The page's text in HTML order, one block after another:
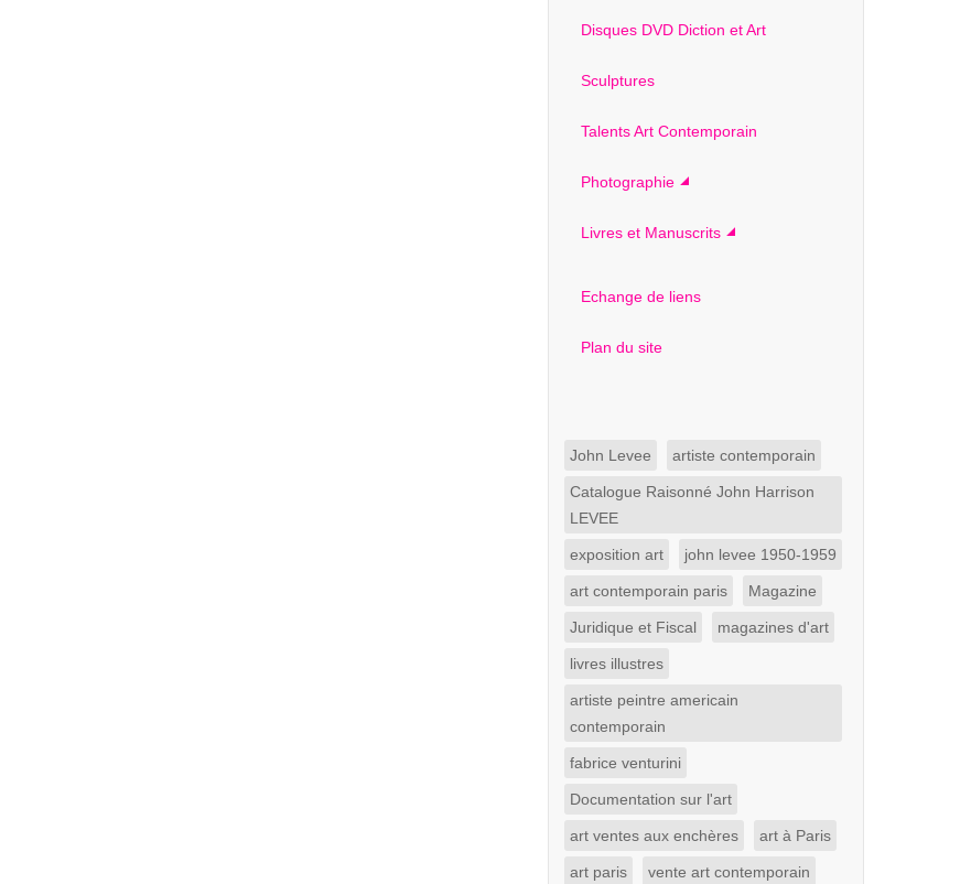
Disques DVD Diction et Art
Sculptures
Talents Art Contemporain
Photographie
Livres et Manuscrits
Echange de liens
Plan du site
John Levee artiste contemporain
Catalogue Raisonné John Harrison
LEVEE
exposition art john levee 1950-1959
art contemporain paris Magazine
Juridique et Fiscal magazines d'art
livres illustres
artiste peintre americain
contemporain
fabrice venturini
Documentation sur l'art
art ventes aux enchères art à Paris
art paris vente art contemporain